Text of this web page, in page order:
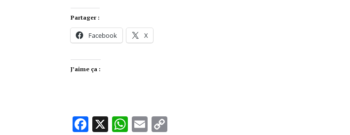
Partager :
Facebook X
J’aime ça :
Facebook
X WhatsApp
Email